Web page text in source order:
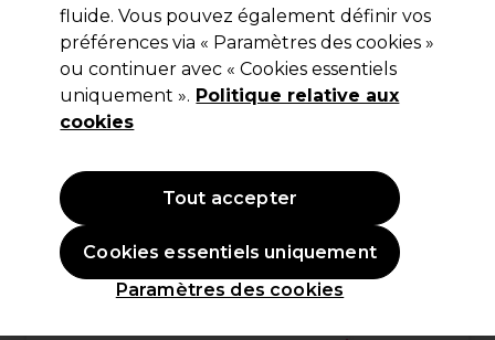
Wunderbar Nuancier coloration
Freestyle Color
(0)
11,75 €Hors TVA
fluide. Vous pouvez également définir vos
préférences via « Paramètres des cookies »
ou continuer avec « Cookies essentiels
uniquement ». Politique relative aux
cookies
Paramètres des cookies
Cookies essentiels uniquement
Tout accepter